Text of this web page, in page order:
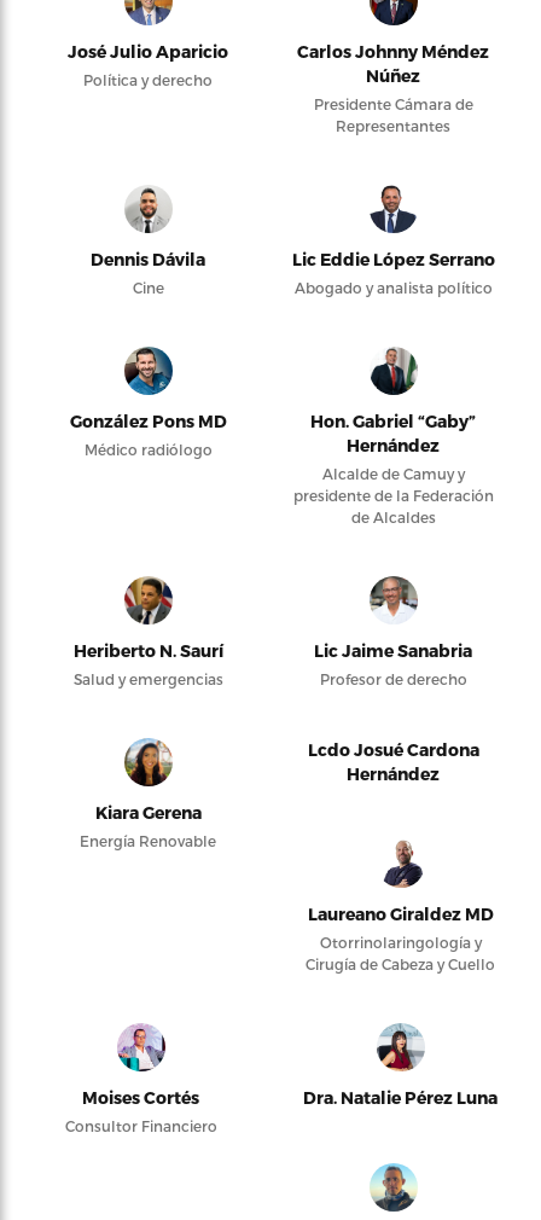
José Julio Aparicio
Política y derecho
Carlos Johnny Méndez
Núñez
Presidente Cámara de
Representantes
Dennis Dávila
Cine
Lic Eddie López Serrano
Abogado y analista político
González Pons MD
Médico radiólogo
Hon. Gabriel “Gaby”
Hernández
Alcalde de Camuy y
presidente de la Federación
de Alcaldes
Heriberto N. Saurí
Salud y emergencias
Lic Jaime Sanabria
Profesor de derecho
Kiara Gerena
Energía Renovable
Lcdo Josué Cardona
Hernández
Laureano Giraldez MD
Otorrinolaringología y
Cirugía de Cabeza y Cuello
Moises Cortés
Consultor Financiero
Dra. Natalie Pérez Luna